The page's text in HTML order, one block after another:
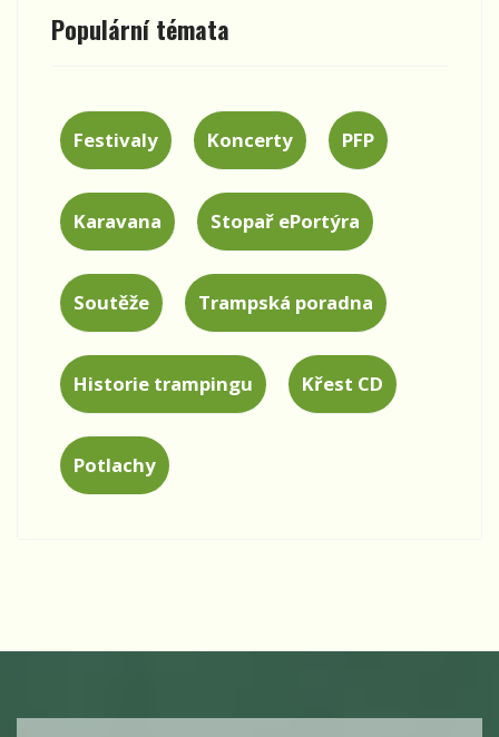
Populární témata
Festivaly Koncerty PFP
Karavana Stopař ePortýra
Soutěže Trampská poradna
Historie trampingu Křest CD
Potlachy